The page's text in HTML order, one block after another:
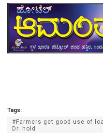
Tags:
#Farmers get good use of
Dr. hold